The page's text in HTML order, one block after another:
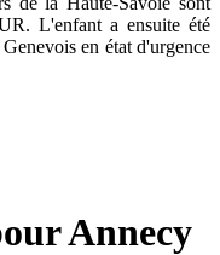
L'enfant a ensuite été
en état d'urgence
Annecy